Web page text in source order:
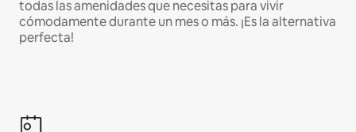
todas las amenidades que necesitas para vivir
cómodamente durante un mes o más. ¡Es la alternativa
perfecta!